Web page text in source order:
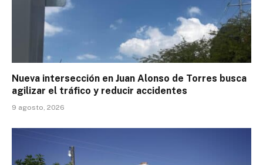
Nueva intersección en Juan Alonso de Torres busca
agilizar el tráfico y reducir accidentes
9 agosto, 2026